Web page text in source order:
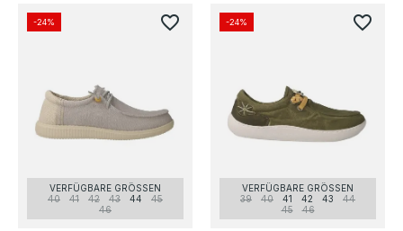
VERFÜGBARE GRÖSSEN
40
41 42 43 44
45
46
-24% favorite_border
VERFÜGBARE GRÖSSEN
39
40 41 42 43
44
45
46
-24% favorite_border